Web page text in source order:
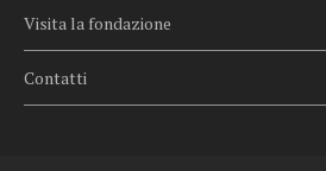
Visita la fondazione
Contatti